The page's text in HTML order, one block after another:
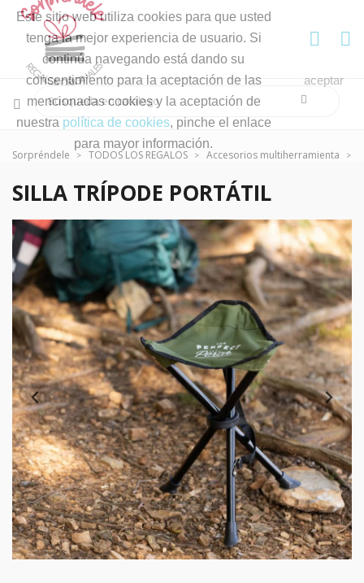
Este sitio web utiliza cookies para que usted
tenga la mejor experiencia de usuario. Si
continúa navegando está dando su
consentimiento para la aceptación de las
mencionadas cookies y la aceptación de
nuestra política de cookies, pinche el enlace
para mayor información.
aceptar
Sorpréndele TODOS LOS REGALOS Accesorios multiherramienta
SILLA TRÍPODE PORTÁTIL